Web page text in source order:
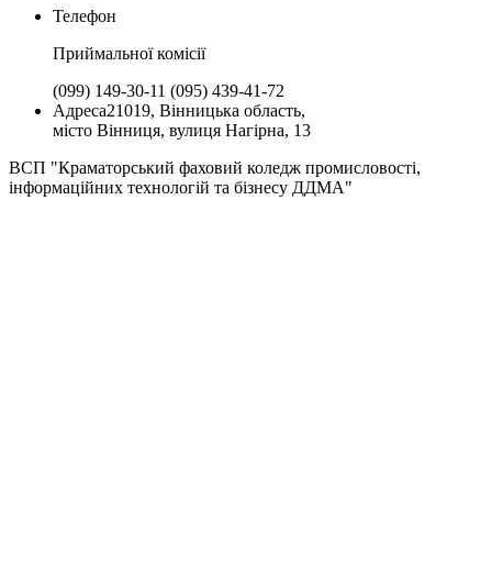
Телефон
Приймальної комiсії
(099) 149-30-11 (095) 439-41-72
Адреса21019, Вінницька область,
місто Вінниця, вулиця Нагірна, 13
ВСП "Краматорський фаховий коледж промисловості,
інформаційних технологій та бізнесу ДДМА"